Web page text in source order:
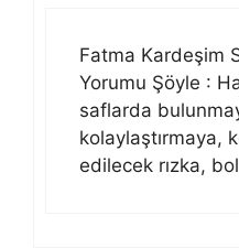
Fatma Kardeşim
Yorumu Şöyle :
saflarda
kolaylaştırmaya,
edilecek rızka,